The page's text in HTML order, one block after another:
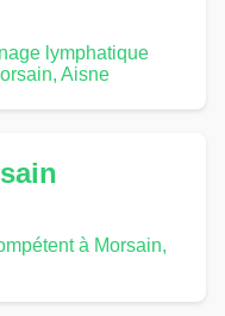
lymphatique
Aisne
à Morsain,